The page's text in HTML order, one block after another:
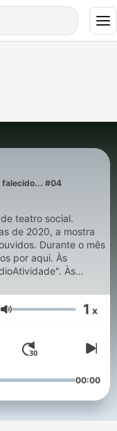
falecido... #04
teatro social.
de 2020, a mostra
Durante o mês
por aqui. Às
Às
bate-papo sobre o
na peça
do Cristo
prestes a te
Volumen 1 x
00:00